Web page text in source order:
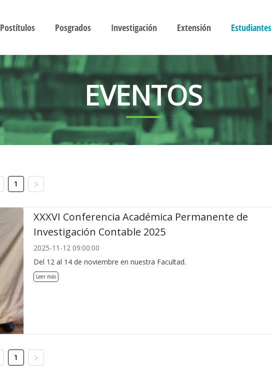
Postítulos Posgrados Investigación Extensión Estudiantes
EVENTOS
1
XXXVI Conferencia Académica Permanente de
Investigación Contable 2025
2025-11-12 09:00:00
Del 12 al 14 de noviembre en nuestra Facultad.
Leer más
1